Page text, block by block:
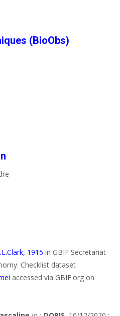
(BioObs)
1915 in GBIF Secretariat
Checklist dataset
accessed via GBIF.org on